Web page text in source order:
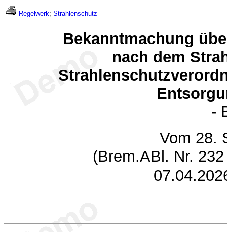
Regelwerk; Strahlenschutz
Bekanntmachung
nach dem
-
Vom 28.
(Brem.ABl. Nr.